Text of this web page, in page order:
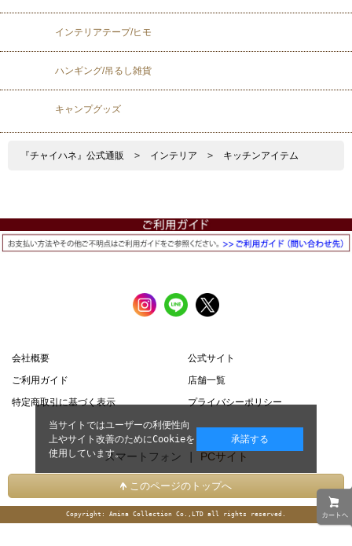
インテリアテープ/ヒモ
ハンギング/吊るし雑貨
キャンプグッズ
『チャイハネ』公式通販 > インテリア > キッチンアイテム
会社概要
公式サイト
ご利用ガイド
店舗一覧
特定商取引に基づく表示
プライバシーポリシー
スマートフォン | PCサイト
このページのトップへ
Copyright: Amina Collection Co.,LTD all rights reserved.
当サイトではユーザーの利便性向
上やサイト改善のためにCookieを
使用しています。
承諾する